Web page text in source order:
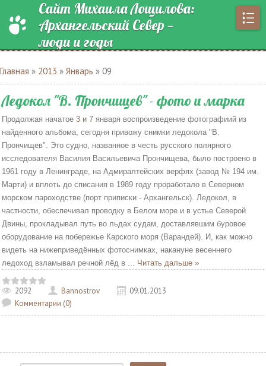
Сайт Михаила Лощилова:
Архангельский Север —
люди и годы
Главная » 2013 » Январь » 09
Ледокол "В. Прончищев" - фото и марка
Продолжая начатое 3 и 7 января воспроизведение фотографиий из
найденного альбома, сегодня привожу снимки ледокола "В.
Прончищев". Это судно, названное в честь русского полярного
исследователя Василия Васильевича Прончищева, было построено в
1961 году в Ленинграде, на Адмиралтейских верфях (завод № 194 им.
Марти) и вплоть до списания в 1989 году проработало в Северном
морском пароходстве (порт приписки - Архангельск). Ледокол, в
частности, обеспечивал проводку в Белом море и в устье Северой
Двины, прокладывал путь во льдах судам, доставлявшим буровое
оборудование на побережье Карского моря (Варандей). И, как можно
видеть на нижеприведённых фотоснимках, накануне весеннего
ледоход взламывал речной лёд в ... Читать дальше »
2092 Bannostrov
09.01.2013
Комментарии (0)